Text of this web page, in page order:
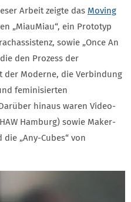
Arbeit zeigte das Moving
„MiauMiau“, ein Prototyp
sowie „Once An
den Prozess der
der Moderne, die Verbindung
feminisierten
hinaus waren Video-
Hamburg) sowie Maker-
„Any-Cubes“ von